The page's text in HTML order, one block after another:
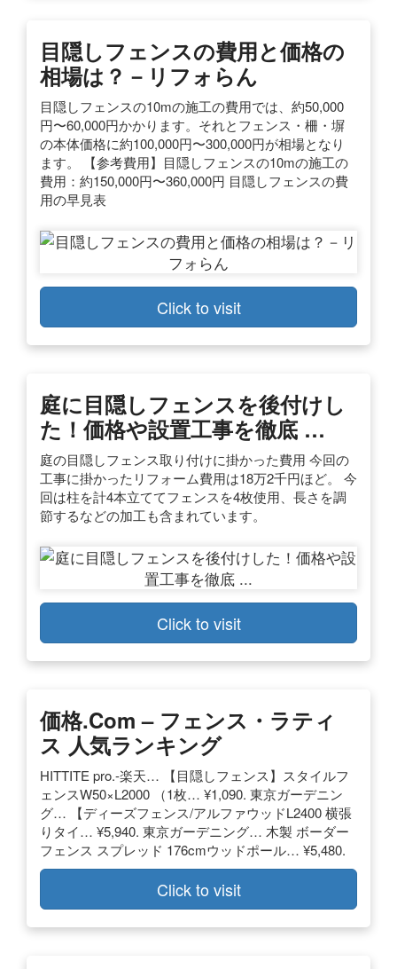
目隠しフェンスの費用と価格の
相場は？－リフォらん
目隠しフェンスの10mの施工の費用では、約50,000
円〜60,000円かかります。それとフェンス・柵・塀
の本体価格に約100,000円〜300,000円が相場となり
ます。 【参考費用】目隠しフェンスの10mの施工の
費用：約150,000円〜360,000円 目隠しフェンスの費
用の早見表
Click to visit
庭に目隠しフェンスを後付けし
た！価格や設置工事を徹底 …
庭の目隠しフェンス取り付けに掛かった費用 今回の
工事に掛かったリフォーム費用は18万2千円ほど。 今
回は柱を計4本立ててフェンスを4枚使用、長さを調
節するなどの加工も含まれています。
Click to visit
価格.com – フェンス・ラティ
ス 人気ランキング
HITTITE pro.-楽天… 【目隠しフェンス】スタイルフ
ェンスW50×L2000 （1枚… ¥1,090. 東京ガーデニン
グ… 【ディーズフェンス/アルファウッドL2400 横張
りタイ… ¥5,940. 東京ガーデニング… 木製 ボーダー
フェンス スプレッド 176cmウッドポール… ¥5,480.
Click to visit